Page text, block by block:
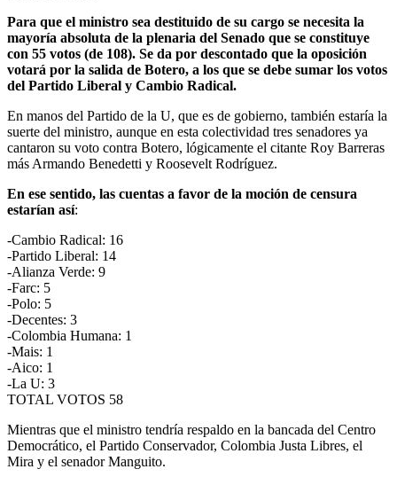
Para que el ministro sea destituido de su cargo se necesita la
mayoría absoluta de la plenaria del Senado que se constituye
con 55 votos (de 108). Se da por descontado que la oposición
votará por la salida de Botero, a los que se debe sumar los votos
del Partido Liberal y Cambio Radical.
En manos del Partido de la U, que es de gobierno, también estaría la
suerte del ministro, aunque en esta colectividad tres senadores ya
cantaron su voto contra Botero, lógicamente el citante Roy Barreras
más Armando Benedetti y Roosevelt Rodríguez.
En ese sentido, las cuentas a favor de la moción de censura
estarían así:
-Cambio Radical: 16
-Partido Liberal: 14
-Alianza Verde: 9
-Farc: 5
-Polo: 5
-Decentes: 3
-Colombia Humana: 1
-Mais: 1
-Aico: 1
-La U: 3
TOTAL VOTOS 58
Mientras que el ministro tendría respaldo en la bancada del Centro
Democrático, el Partido Conservador, Colombia Justa Libres, el
Mira y el senador Manguito.